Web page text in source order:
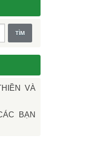
VÀ
BẠN